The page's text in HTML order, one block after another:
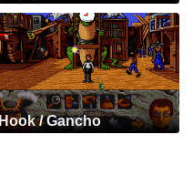
Hook / Gancho